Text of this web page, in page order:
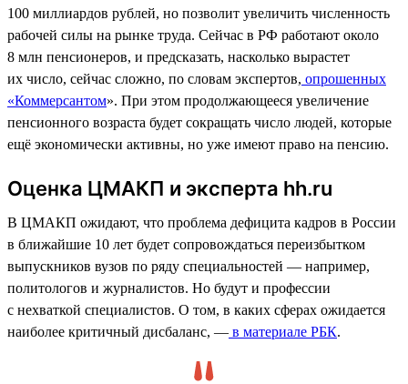
100 миллиардов рублей, но позволит увеличить численность
рабочей силы на рынке труда. Сейчас в РФ работают около
8 млн пенсионеров, и предсказать, насколько вырастет
их число, сейчас сложно, по словам экспертов, опрошенных
«Коммерсантом». При этом продолжающееся увеличение
пенсионного возраста будет сокращать число людей, которые
ещё экономически активны, но уже имеют право на пенсию.
Оценка ЦМАКП и эксперта hh.ru
В ЦМАКП ожидают, что проблема дефицита кадров в России
в ближайшие 10 лет будет сопровождаться переизбытком
выпускников вузов по ряду специальностей — например,
политологов и журналистов. Но будут и профессии
с нехваткой специалистов. О том, в каких сферах ожидается
наиболее критичный дисбаланс, — в материале РБК.